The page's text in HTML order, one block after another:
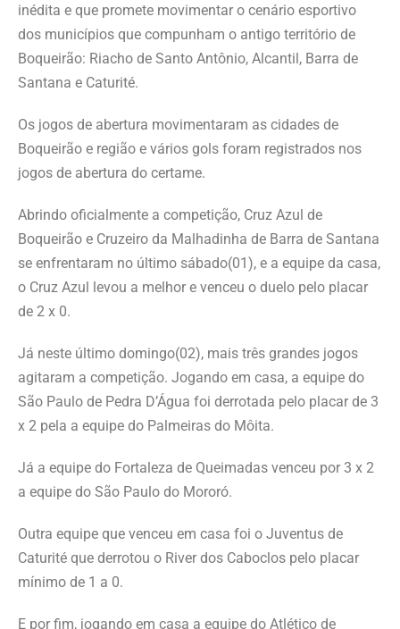
inédita e que promete movimentar o cenário esportivo
dos municípios que compunham o antigo território de
Boqueirão: Riacho de Santo Antônio, Alcantil, Barra de
Santana e Caturité.
Os jogos de abertura movimentaram as cidades de
Boqueirão e região e vários gols foram registrados nos
jogos de abertura do certame.
Abrindo oficialmente a competição, Cruz Azul de
Boqueirão e Cruzeiro da Malhadinha de Barra de Santana
se enfrentaram no último sábado(01), e a equipe da casa,
o Cruz Azul levou a melhor e venceu o duelo pelo placar
de 2 x 0.
Já neste último domingo(02), mais três grandes jogos
agitaram a competição. Jogando em casa, a equipe do
São Paulo de Pedra D’Água foi derrotada pelo placar de 3
x 2 pela a equipe do Palmeiras do Môita.
Já a equipe do Fortaleza de Queimadas venceu por 3 x 2
a equipe do São Paulo do Mororó.
Outra equipe que venceu em casa foi o Juventus de
Caturité que derrotou o River dos Caboclos pelo placar
mínimo de 1 a 0.
E por fim, jogando em casa a equipe do Atlético de